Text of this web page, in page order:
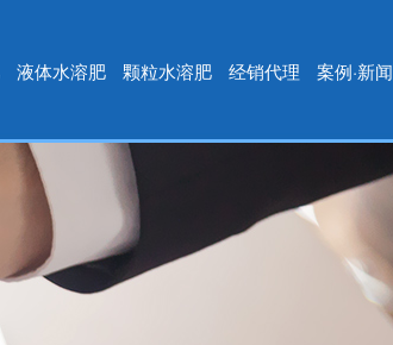
液体水溶肥 颗粒水溶肥 经销代理 案例·新闻